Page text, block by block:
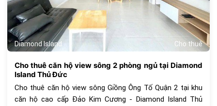
Diamond Island Cho thuê
Cho thuê căn hộ view sông 2 phòng ngủ tại Diamond
Island Thủ Đức
Cho thuê căn hộ view sông Giồng Ông Tố Quận 2 tại khu
căn hộ cao cấp Đảo Kim Cương - Diamond Island Thủ